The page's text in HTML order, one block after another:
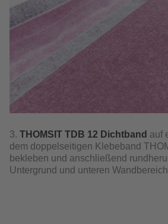
3. THOMSIT TDB 12 Dichtband auf
dem doppelseitigen Klebeband
bekleben und anschließend
Untergrund und unteren